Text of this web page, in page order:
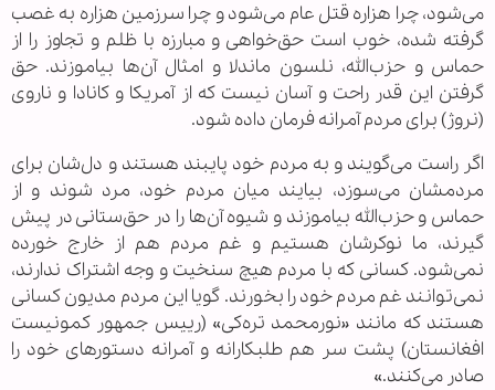
می‌شود، چرا هزاره قتل عام می‌شود و چرا سرزمین هزاره به غصب
گرفته شده، خوب است حق‌خواهی و مبارزه با ظلم و تجاوز را از
حماس و حزب‌الله، نلسون ماندلا و امثال آن‌ها بیاموزند. حق
گرفتن این قدر راحت و آسان نیست که از آمریکا و کانادا و ناروی
(نروژ) برای مردم آمرانه فرمان داده شود.
اگر راست می‌گویند و به مردم خود پایبند هستند و دل‌شان برای
مردمشان می‌سوزد، بیایند میان مردم خود، مرد شوند و از
حماس و حزب‌الله بیاموزند و شیوه آن‌ها را در حق‌ستانی در پیش
گیرند، ما نوکرشان هستیم و غم مردم هم از خارج خورده
نمی‌شود. کسانی که با مردم هیچ سنخیت و وجه اشتراک ندارند،
نمی‌توانند غم مردم خود را بخورند. گویا این مردم مدیون کسانی
هستند که مانند «نورمحمد تره‌کی» (رییس جمهور کمونیست
افغانستان) پشت سر هم طلبکارانه و آمرانه دستورهای خود را
صادر می‌کنند.»